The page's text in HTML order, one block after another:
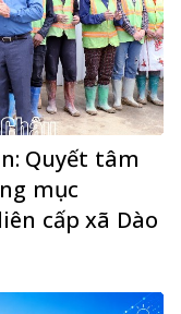
Quyết tâm
mục
cấp xã Dào